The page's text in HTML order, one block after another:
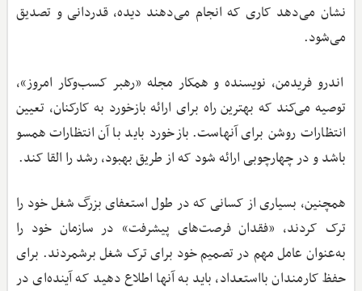
نشان می‌دهد کاری که انجام می‌دهند دیده، قدردانی و تصدیق
می‌شود.
اندرو فریدمن، نویسنده و همکار مجله «رهبر کسب‌وکار امروز»،
توصیه می‌کند که بهترین راه برای ارائه بازخورد به کارکنان، تعیین
انتظارات روشن برای آنهاست. بازخورد باید با آن انتظارات همسو
باشد و در چهارچوبی ارائه شود که از طریق بهبود، رشد را القا کند.
همچنین، بسیاری از کسانی که در طول استعفای بزرگ شغل خود را
ترک کردند، «فقدان فرصت‌های پیشرفت» در سازمان خود را
به‌عنوان عامل مهم در تصمیم خود برای ترک شغل برشمردند. برای
حفظ کارمندان بااستعداد، باید به آنها اطلاع دهید که آینده‌ای در